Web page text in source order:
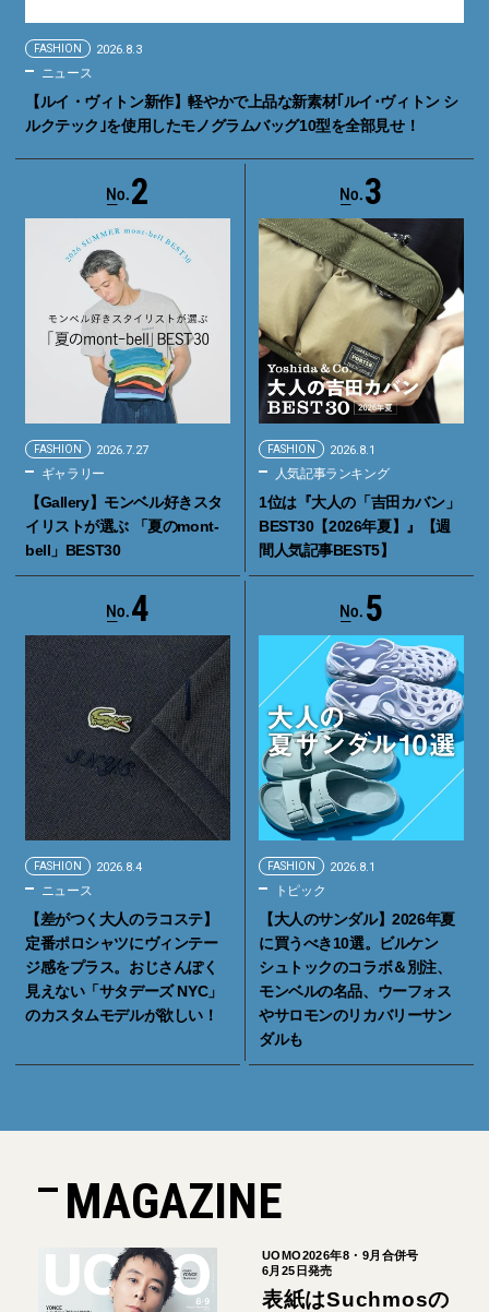
FASHION 2026.8.3
ニュース
【ルイ・ヴィトン新作】軽やかで上品な新素材｢ルイ･ヴィトン シ
ルクテック｣を使用したモノグラムバッグ10型を全部見せ！
2
FASHION 2026.7.27
ギャラリー
【Gallery】モンベル好きスタ
イリストが選ぶ 「夏のmont-
bell」BEST30
3
FASHION 2026.8.1
人気記事ランキング
1位は『大人の「吉田カバン」
BEST30【2026年夏】』【週
間人気記事BEST5】
4
FASHION 2026.8.4
ニュース
【差がつく大人のラコステ】
定番ポロシャツにヴィンテー
ジ感をプラス。おじさんぽく
見えない「サタデーズ NYC」
のカスタムモデルが欲しい！
5
FASHION 2026.8.1
トピック
【大人のサンダル】2026年夏
に買うべき10選。ビルケン
シュトックのコラボ＆別注、
モンベルの名品、ウーフォス
やサロモンのリカバリーサン
ダルも
MAGAZINE
UOMO2026年8・9月合併号
6月25日発売
表紙はSuchmosの